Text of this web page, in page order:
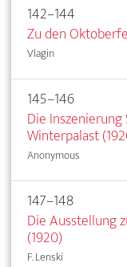
142–144
Zu den
Vlagin
145–146
Die
Winterpalast
Anonymous
147–148
Die Ausstellung
(1920)
F. Lenski